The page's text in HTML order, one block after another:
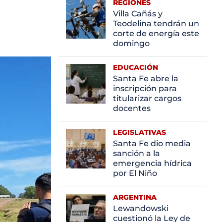
REGIONES
Villa Cañás y
Teodelina tendrán un
corte de energía este
domingo
EDUCACIÓN
Santa Fe abre la
inscripción para
titularizar cargos
docentes
LEGISLATIVAS
Santa Fe dio media
sanción a la
emergencia hídrica
por El Niño
ARGENTINA
Lewandowski
cuestionó la Ley de